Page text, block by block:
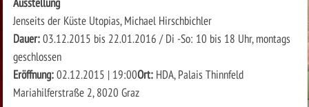
Jenseits der Küste Utopias, Michael Hirschbichler
Dauer:03.12.2015 bis 22.01.2016 / Di -So: 10 bis 18 Uhr, montags
geschlossen
Eröffnung:02.12.2015 | 19:00Ort:HDA, Palais Thinnfeld
Mariahilferstraße 2, 8020 Graz